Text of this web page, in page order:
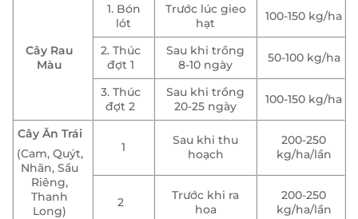
Cây Rau
Màu
1. Bón
lót
Trước lúc gieo
hạt
100-150 kg/ha
2. Thúc
đợt 1
Sau khi trồng
8-10 ngày
50-100 kg/ha
3. Thúc
đợt 2
Sau khi trồng
20-25 ngày
100-150 kg/ha
Cây Ăn Trái
(Cam, Quýt,
Nhãn, Sầu
Riêng,
Thanh
Long)
1
Sau khi thu
hoạch
200-250
kg/ha/lần
2
Trước khi ra
hoa
200-250
kg/ha/lần